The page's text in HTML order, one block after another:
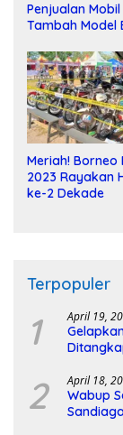
Penjualan
Tambah Model
Meriah! Borneo
2023 Rayakan
ke-2 Dekade
Terpopuler
1 April 19,
2 April 18,
Wabup